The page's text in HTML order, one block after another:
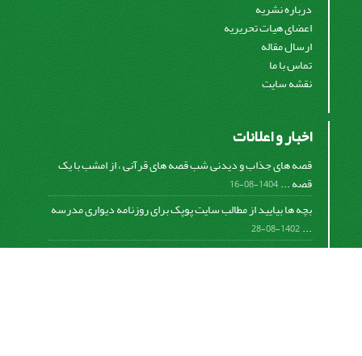
درباره نشریه
اعضای هیات تحریریه
ارسال مقاله
تماس با ما
نقشه سایت
اخبار و اعلانات
قصه های جذاب و دیدنی شب قصه های قرآنی ، از امشب با یک
قصه ...1404-08-16
بچه ها بیایید از مطالب سایت پوپک برای روزنامه دیواری مدرسه
...
1402-08-28